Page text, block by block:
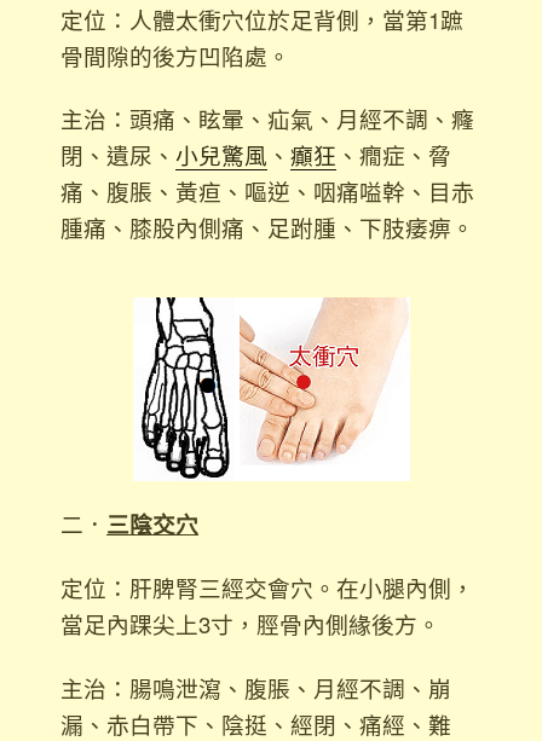
定位：人體太衝穴位於足背側，當第1蹠
骨間隙的後方凹陷處。
主治：頭痛、眩暈、疝氣、月經不調、癃
閉、遺尿、 小兒驚風 、 癲狂 、癇症、脅
痛、腹脹、黃疸、嘔逆、咽痛嗌幹、目赤
腫痛、膝股內側痛、足跗腫、下肢痿痹。
二． 三陰交穴
定位：肝脾腎三經交會穴。在小腿內側，
當足內踝尖上3寸，脛骨內側緣後方。
主治：腸鳴泄瀉、腹脹、月經不調、崩
漏、赤白帶下、陰挺、經閉、痛經、難